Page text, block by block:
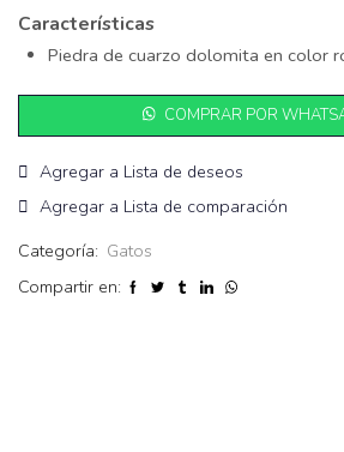
Características
Piedra de cuarzo dolomita en color
COMPRAR POR
Agregar a Lista de deseos
Agregar a Lista de comparación
Categoría: Gatos
Compartir en: